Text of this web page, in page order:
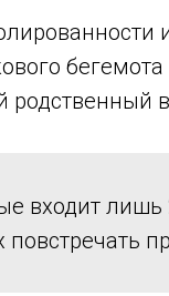
родственный
входит лишь